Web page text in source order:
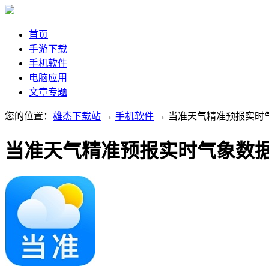
首页
手游下载
手机软件
电脑应用
文章专题
您的位置： 雄杰下载站 → 手机软件 → 当准天气精准预报实时
当准天气精准预报实时气象数